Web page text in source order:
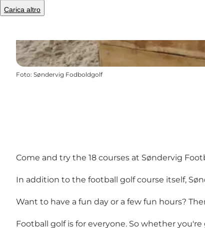
Carica altro
Foto: Søndervig Fodboldgolf
Come and try the 18 courses at Søndervig
In addition to the football golf course itself,
Want to have a fun day or a few fun hours?
Football golf is for everyone. So whether